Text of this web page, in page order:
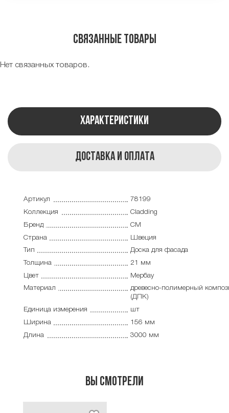
Связанные товары
Нет связанных товаров.
Характеристики
Доставка и оплата
Артикул
78199
Коллекция
Cladding
Бренд
CM
Страна
Швеция
Тип
Доска для фасада
Толщина
21 мм
Цвет
Мербау
Материал
древесно-полимерный
(ДПК)
Единица измерения
шт
Ширина
156 мм
Длина
3000 мм
Вы смотрели